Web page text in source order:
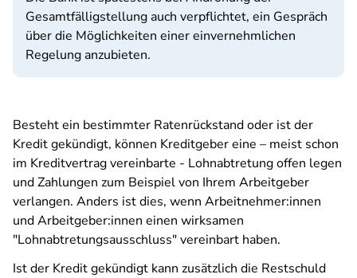
Gesamtfälligstellung auch verpflichtet, ein Gespräch
über die Möglichkeiten einer einvernehmlichen
Regelung anzubieten.
Besteht ein bestimmter Ratenrückstand oder ist der
Kredit gekündigt, können Kreditgeber eine – meist schon
im Kreditvertrag vereinbarte - Lohnabtretung offen legen
und Zahlungen zum Beispiel von Ihrem Arbeitgeber
verlangen. Anders ist dies, wenn Arbeitnehmer:innen
und Arbeitgeber:innen einen wirksamen
"Lohnabtretungsausschluss" vereinbart haben.
Ist der Kredit gekündigt kann zusätzlich die Restschuld